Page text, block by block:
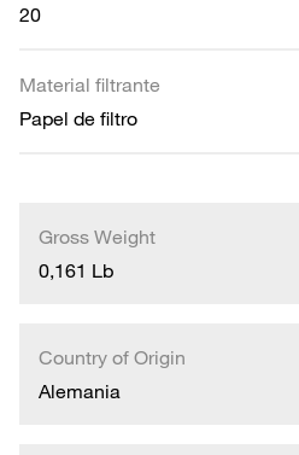
20
Material filtrante
Papel de filtro
Gross Weight
0,161 Lb
Country of Origin
Alemania